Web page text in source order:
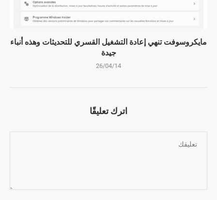
مايكروسوفت تنهي إعادة التشغيل القسري للتحديثات وهذه أنباء
جيدة
26/04/14
اترك تعليقًا